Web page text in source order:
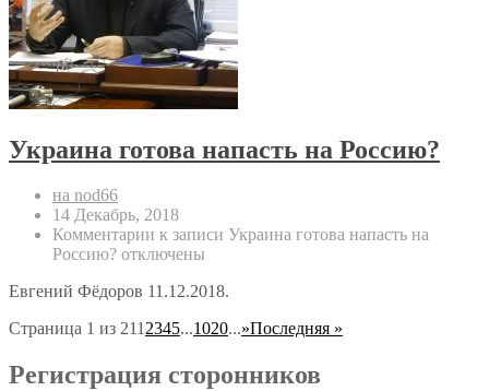
Украина готова напасть на Россию?
на nod66
14 Декабрь, 2018
Комментарии к записи Украина готова напасть на
Россию? отключены
Евгений Фёдоров 11.12.2018.
Страница 1 из 2112345...1020...»Последняя »
Регистрация сторонников